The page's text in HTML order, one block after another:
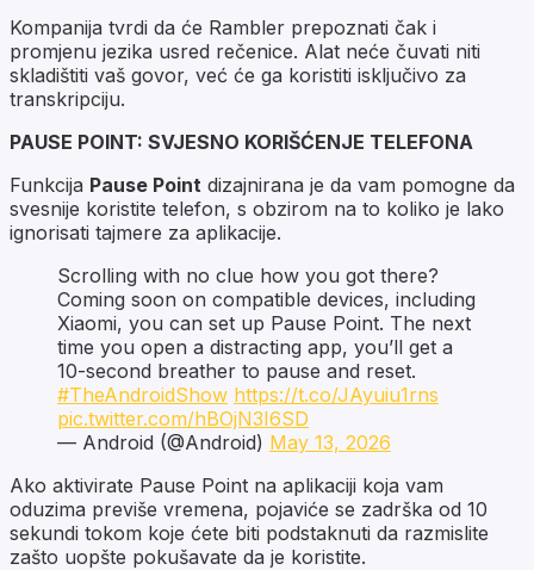
Kompanija tvrdi da će Rambler prepoznati čak i
promjenu jezika usred rečenice. Alat neće čuvati niti
skladištiti vaš govor, već će ga koristiti isključivo za
transkripciju.
PAUSE POINT: SVJESNO KORIŠĆENJE TELEFONA
Funkcija Pause Point dizajnirana je da vam pomogne da
svesnije koristite telefon, s obzirom na to koliko je lako
ignorisati tajmere za aplikacije.
Scrolling with no clue how you got there?
Coming soon on compatible devices, including
Xiaomi, you can set up Pause Point. The next
time you open a distracting app, you’ll get a
10-second breather to pause and reset.
#TheAndroidShow https://t.co/JAyuiu1rns
pic.twitter.com/hBOjN3I6SD
— Android (@Android) May 13, 2026
Ako aktivirate Pause Point na aplikaciji koja vam
oduzima previše vremena, pojaviće se zadrška od 10
sekundi tokom koje ćete biti podstaknuti da razmislite
zašto uopšte pokušavate da je koristite.